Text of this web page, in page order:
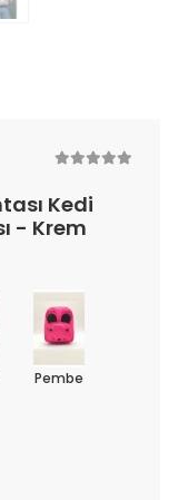
Kedi
- Krem
Pembe